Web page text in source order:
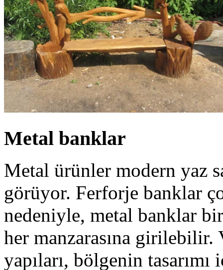
Metal banklar
Metal ürünler modern yaz
görüyor. Ferforje banklar
nedeniyle, metal banklar
her manzarasına girilebilir.
yapıları, bölgenin tasarımı